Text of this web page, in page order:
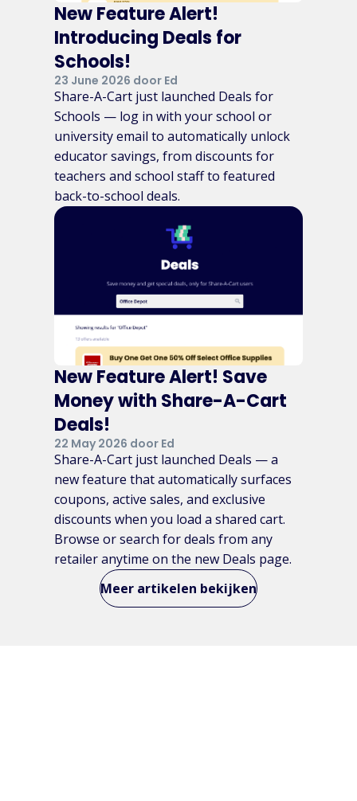
New Feature Alert!
Introducing Deals for
Schools!
23 June 2026 door Ed
Share-A-Cart just launched Deals for
Schools — log in with your school or
university email to automatically unlock
educator savings, from discounts for
teachers and school staff to featured
back-to-school deals.
New Feature Alert! Save
Money with Share-A-Cart
Deals!
22 May 2026 door Ed
Share-A-Cart just launched Deals — a
new feature that automatically surfaces
coupons, active sales, and exclusive
discounts when you load a shared cart.
Browse or search for deals from any
retailer anytime on the new Deals page.
Meer artikelen bekijken